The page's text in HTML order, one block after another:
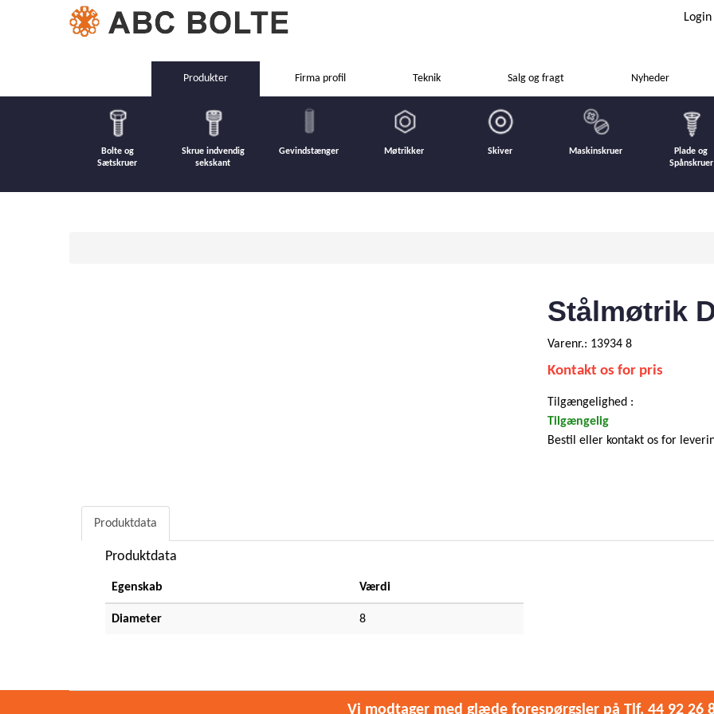
Login
Produkter Firma profil Teknik Salg og fragt Nyheder
Bolte og
Sætskruer
Skrue indvendig
sekskant
Gevindstænger Møtrikker Skiver Maskinskruer
Plade og
Spånskruer
Stålmøtrik
Varenr.: 13934 8
Kontakt os for pris
Tilgængelighed :
Tilgængelig
Bestil eller kontakt os for
Produktdata
Produktdata
Egenskab Værdi
Diameter 8
Vi modtager med glæde forespørgsler på Tlf. 44 92 26